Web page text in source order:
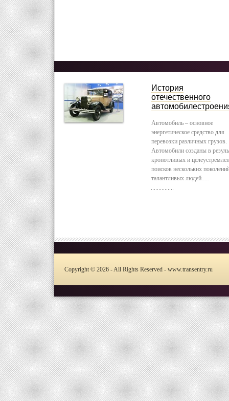
История
отечественного
Автомобиль – основное
энергетическое средство для
перевозки различных грузов.
Автомобили созданы в
кропотливых и
поисков нескольких
талантливых людей.…
Copyright © 2026 - All Rights Reserved - www.transentry.ru